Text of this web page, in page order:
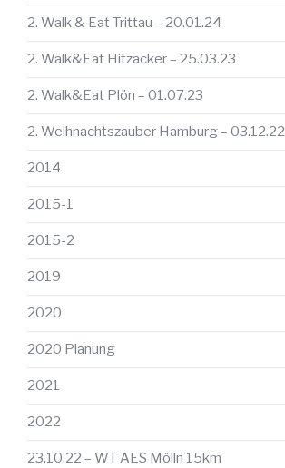
2. Walk & Eat Trittau – 20.01.24
2. Walk&Eat Hitzacker – 25.03.23
2. Walk&Eat Plön – 01.07.23
2. Weihnachtszauber Hamburg – 03.12.22
2014
2015-1
2015-2
2019
2020
2020 Planung
2021
2022
23.10.22 – WT AES Mölln 15km